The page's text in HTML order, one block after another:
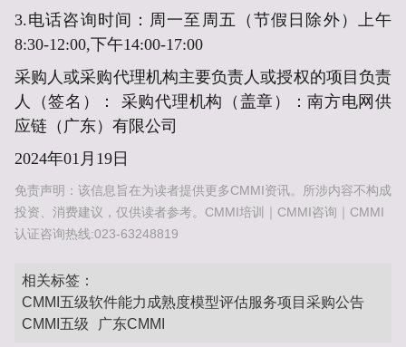
3.电话咨询时间：周一至周五（节假日除外）上午
8:30-12:00,下午14:00-17:00
采购人或采购代理机构主要负责人或授权的项目负责
人（签名）：
采购代理机构（盖章）：南方电网供
应链（广东）有限公司
2024年01月19日
免责声明：该信息旨在为读者提供更多CMMI资讯。所涉内容不构成
投资、消费建议，仅供读者参考。CMMI培训｜CMMI咨询｜CMMI
认证咨询热线:023-63248819
相关标签：
CMMI五级软件能力成熟度模型评估服务项目采购公告
CMMI五级
广东CMMI